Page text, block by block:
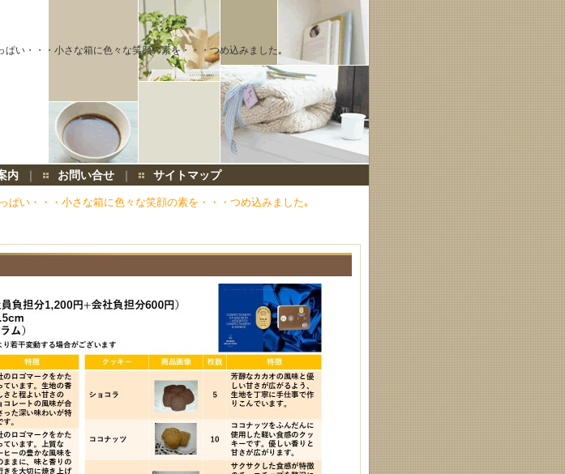
い・・・小さな箱に色々な笑顔の素を・・・つめ込みました｡
内 ｜ お問い合せ ｜
サイトマップ
ぱい・・・小さな箱に色々な笑顔の素を・・・つめ込みました｡